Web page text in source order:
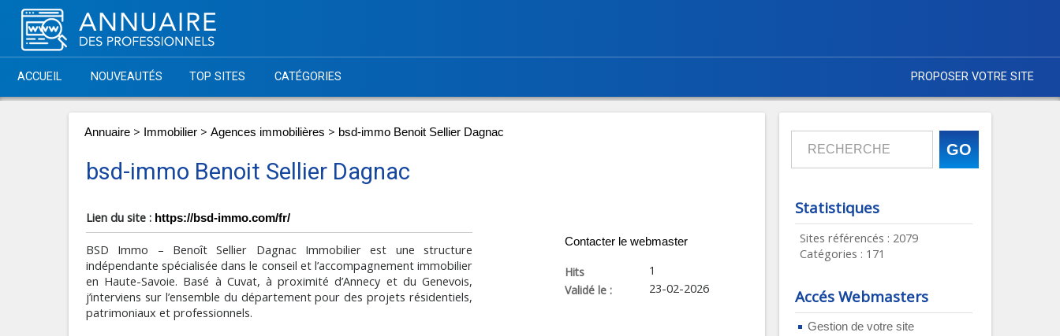
ACCUEIL NOUVEAUTÉS TOP SITES CATÉGORIES PROPOSER VOTRE SITE
Statistiques
Sites référencés : 2079
Catégories : 171
Accés Webmasters
Gestion de votre site
Annuaire > Immobilier > Agences immobilières > bsd-immo Benoit Sellier Dagnac
bsd-immo Benoit Sellier Dagnac
Lien du site : https://bsd-immo.com/fr/
BSD Immo – Benoît Sellier Dagnac Immobilier est une structure
indépendante spécialisée dans le conseil et l’accompagnement immobilier
en Haute-Savoie. Basé à Cuvat, à proximité d’Annecy et du Genevois,
j’interviens sur l’ensemble du département pour des projets résidentiels,
patrimoniaux et professionnels.
Contacter le webmaster
Hits
1
Validé le :
23-02-2026